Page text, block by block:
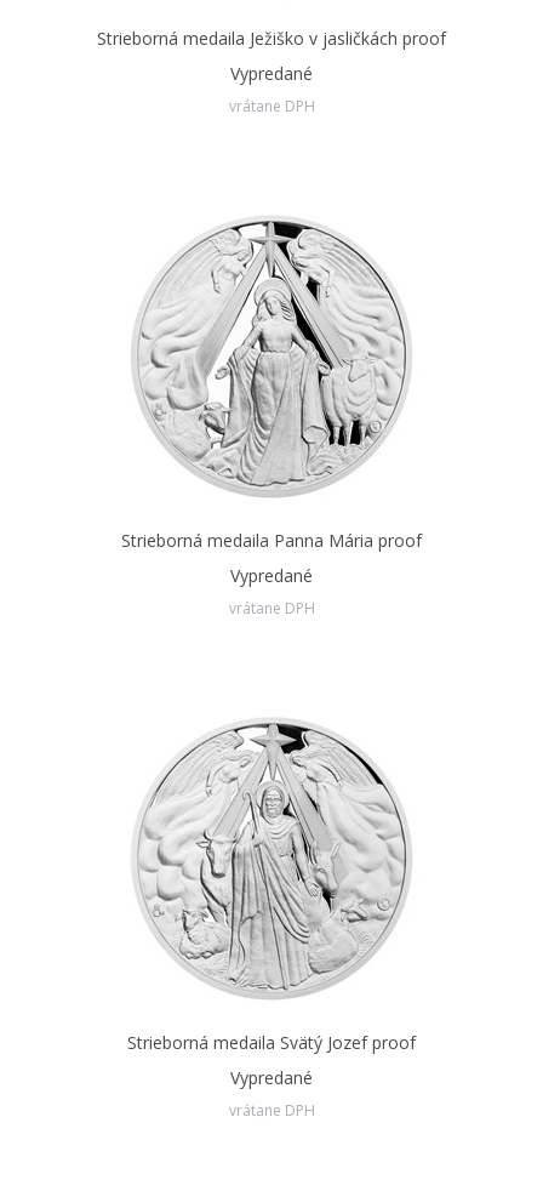
V našej ponuke nájdete ajslovenskú verziudarčekového
Strieborná medaila Ježiško v jasličkách proof
Vypredané
vrátane DPH
Strieborná medaila Panna Mária proof
Vypredané
vrátane DPH
Strieborná medaila Svätý Jozef proof
Vypredané
vrátane DPH